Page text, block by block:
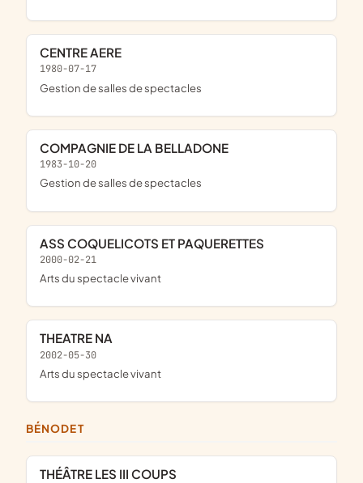
CENTRE AERE
1980-07-17
Gestion de salles de spectacles
COMPAGNIE DE LA BELLADONE
1983-10-20
Gestion de salles de spectacles
ASS COQUELICOTS ET PAQUERETTES
2000-02-21
Arts du spectacle vivant
THEATRE NA
2002-05-30
Arts du spectacle vivant
BÉNODET
THÉÂTRE LES III COUPS